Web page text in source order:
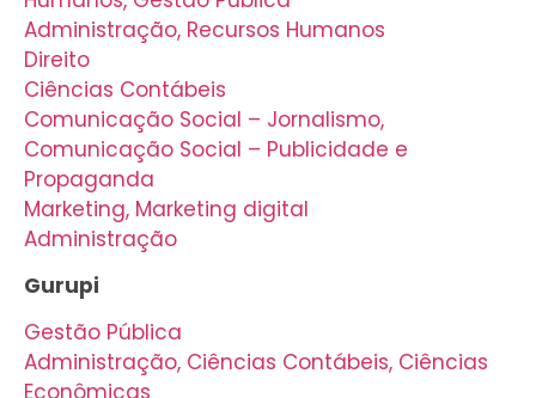
Administração, Recursos Humanos
Direito
Ciências Contábeis
Comunicação Social – Jornalismo,
Comunicação Social – Publicidade e
Propaganda
Marketing, Marketing digital
Administração
Gurupi
Gestão Pública
Administração, Ciências Contábeis, Ciências